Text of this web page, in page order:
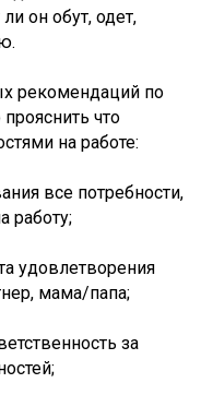
он обут, одет,
рекомендаций по
что
на работе:
все потребности,
работу;
удовлетворения
мама/папа;
за